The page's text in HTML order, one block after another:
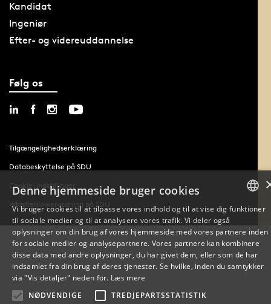
Kandidat
Ingeniør
Efter- og videreuddannelse
Følg os
Tilgængelighedserklæring
Databeskyttelse på SDU
Cookie-indstillinger
Whistleblowerordning på SDU
ENGLISH
Denne hjemmeside bruger cookies
Vi bruger cookies til at tilpasse vores indhold og til at vise dig funktioner
til sociale medier og til at analysere vores trafik. Vi deler også
oplysninger om din brug af vores hjemmeside med vores partnere inden
for sociale medier og analysepartnere. Vores partnere kan kombinere
disse data med andre oplysninger, du har givet dem, eller som de har
indsamlet fra din brug af deres tjenester. Se hvilke, inden du samtykker
via "Vis detaljer" neden for. Læs mere
NØDVENDIGE
TREDJEPARTSSTATISTIK